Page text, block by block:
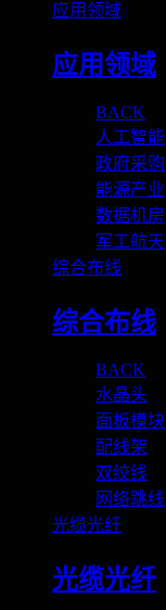
应用领域
应用领域
BACK
人工智能
政府采购
能源产业
数据机房
军工航天
综合布线
综合布线
BACK
水晶头
面板模块
配线架
双绞线
网络跳线
光缆光纤
光缆光纤